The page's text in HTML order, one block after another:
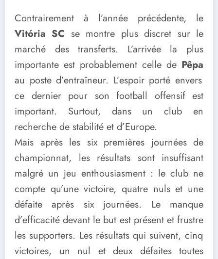
Contrairement à l’année précédente, le
Vitória SC se montre plus discret sur le
marché des transferts. L’arrivée la plus
importante est probablement celle de Pêpa
au poste d’entraîneur. L’espoir porté envers
ce dernier pour son football offensif est
important. Surtout, dans un club en
recherche de stabilité et d’Europe.
Mais après les six premières journées de
championnat, les résultats sont insuffisant
malgré un jeu enthousiasment : le club ne
compte qu’une victoire, quatre nuls et une
défaite après six journées. Le manque
d’efficacité devant le but est présent et frustre
les supporters. Les résultats qui suivent, cinq
victoires, un nul et deux défaites toutes